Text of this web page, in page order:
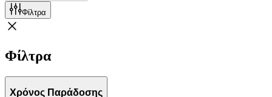
Φίλτρα
Φίλτρα
Χρόνος Παράδοσης